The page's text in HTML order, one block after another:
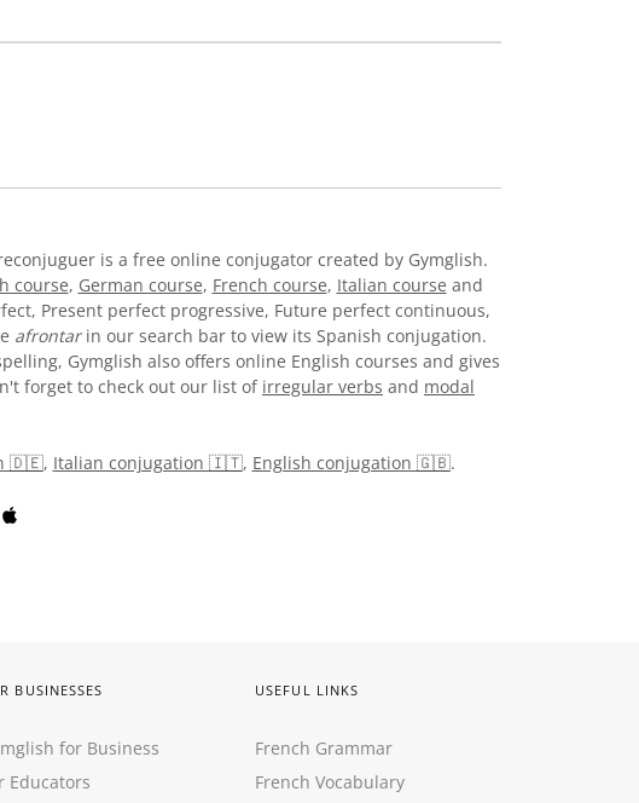
is a free online conjugator created by Gymglish.
course, German course, French course, Italian course and
Present perfect progressive, Future perfect continuous,
afrontarin our search bar to view its Spanish conjugation.
Gymglish also offers online English courses and gives
forget to check out our list of irregular verbs and modal
🇩🇪, Italian conjugation 🇮🇹, English conjugation 🇬🇧.
BUSINESSES
for Business
Educators
USEFUL LINKS
French Grammar
French Vocabulary